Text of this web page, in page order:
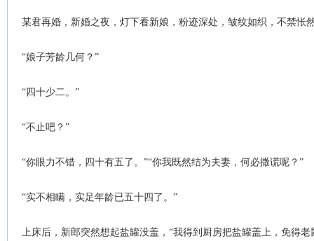
某君再婚，新婚之夜，灯下看新娘，粉迹深处，皱纹如织，不禁怅
“娘子芳龄几何？”
“四十少二。”
“不止吧？”
“你眼力不错，四十有五了。”“你我既然结为夫妻，何必撒谎呢？”
“实不相瞒，实足年龄已五十四了。”
上床后，新郎突然想起盐罐没盖，“我得到厨房把盐罐盖上，免得